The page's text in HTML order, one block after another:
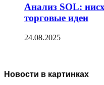
Анализ SOL:
торговые идеи
24.08.2025
Новости в картинках